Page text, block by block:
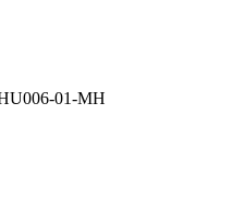
01-MH